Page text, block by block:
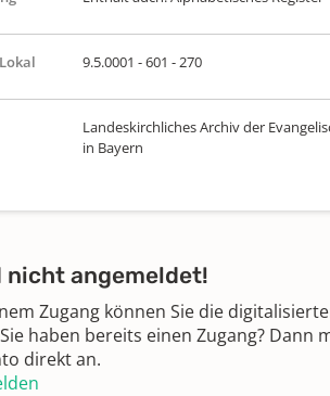
9.5.0001 - 601 - 270
Landeskirchliches Archiv der
in Bayern
nicht angemeldet!
Zugang können Sie die
haben bereits einen Zugang? Dann
direkt an.